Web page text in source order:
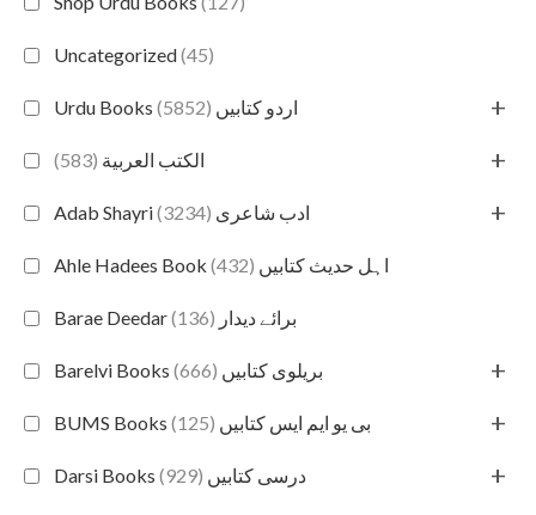
Uncategorized(45)
Urdu Books اردو کتابیں (5852) +
الكتب العربية (583) +
Adab Shayri ادب شاعری (3234) +
Ahle Hadees Book اہل حدیث کتابیں (432)
Barae Deedar برائے دیدار (136)
Barelvi Books بریلوی کتابیں (666) +
BUMS Books بی یو ایم ایس کتابیں (125) +
Darsi Books درسی کتابیں (929) +